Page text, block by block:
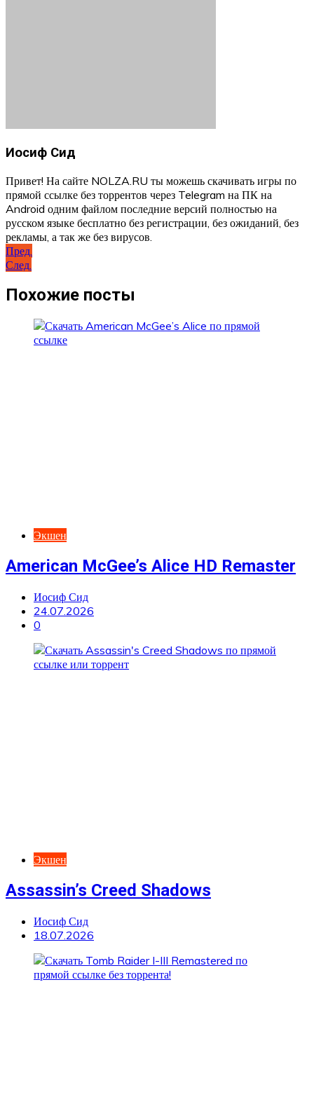
Иосиф Сид
Привет! На сайте NOLZA.RU ты можешь скачивать игры по
прямой ссылке без торрентов через Telegram на ПК на
Android одним файлом последние версий полностью на
русском языке бесплатно без регистрации, без ожиданий, без
рекламы, а так же без вирусов.
Навигация
по
записям
Пред.
След.
Похожие посты
Экшен
American McGee’s Alice HD Remaster
Иосиф Сид
24.07.2026
0
Экшен
Assassin’s Creed Shadows
Иосиф Сид
18.07.2026